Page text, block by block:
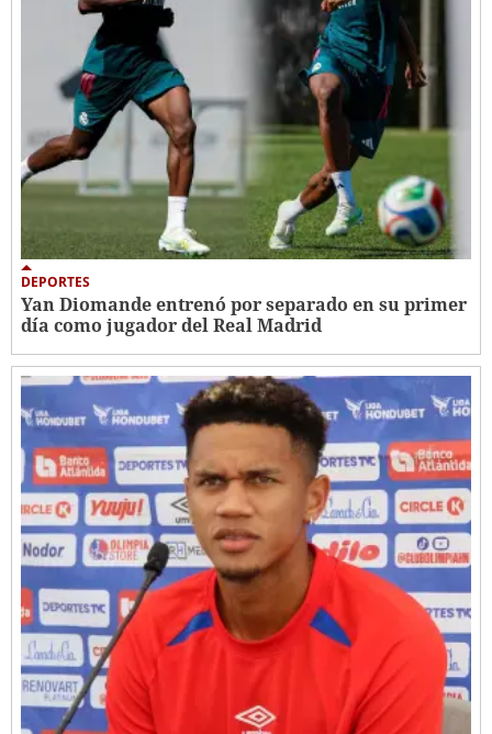
DEPORTES
Yan Diomande entrenó por separado en su primer
día como jugador del Real Madrid